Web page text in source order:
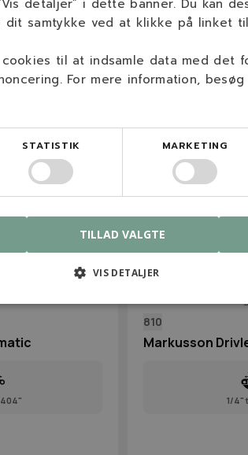
810
Markusson
1/4"
detaljer” i dette banner. Du kan
samtykke ved at klikke på linket
til at indsamle data med det
For mere information, besøg
STATISTIK MARKETING
TILLAD VALGTE
VIS DETALJER